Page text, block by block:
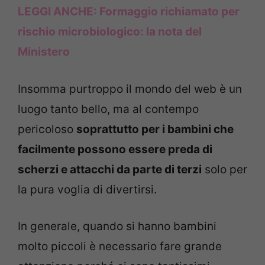
LEGGI ANCHE: Formaggio richiamato per
rischio microbiologico: la nota del
Ministero
Insomma purtroppo il mondo del web è un
luogo tanto bello, ma al contempo
pericoloso soprattutto per i bambini che
facilmente possono essere preda di
scherzi e attacchi da parte di terzi solo per
la pura voglia di divertirsi.
In generale, quando si hanno bambini
molto piccoli è necessario fare grande